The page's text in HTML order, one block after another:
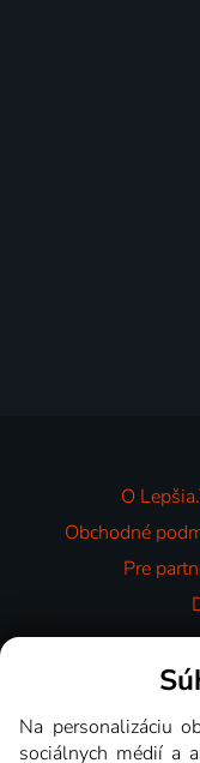
O
Obchodné
Pre
Na personalizáciu
sociálnych médií a